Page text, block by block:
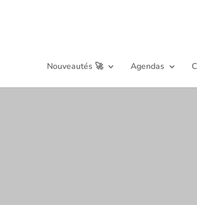
Nouveautés 🚀 Agendas